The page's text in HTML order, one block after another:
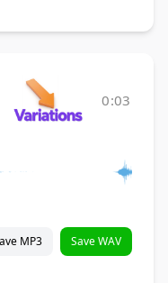
0:03
MP3 Save WAV